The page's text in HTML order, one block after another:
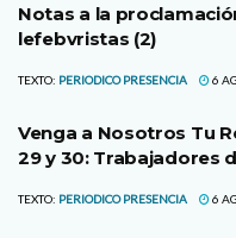
Notas a la
lefebvristas (2)
TEXTO: PERIODICO PRESENCIA 6
Venga a Nosotros Tu
29 y 30: Trabajadores
TEXTO: PERIODICO PRESENCIA 6